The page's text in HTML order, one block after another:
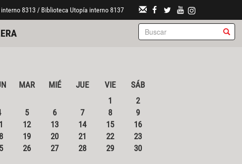
8313 / Biblioteca Utopía interno 8137
MAR MIÉ JUE VIE
SÁB
1
2
5 6 7 8
9
12 13 14 15
16
19 20 21 22
23
26 27 28 29
30